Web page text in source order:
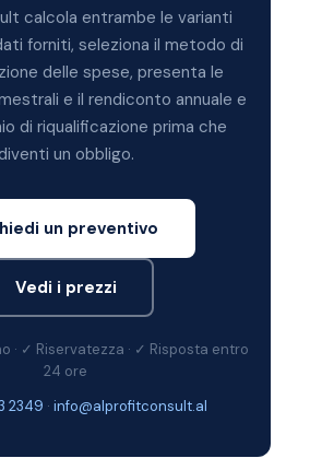
calcola entrambe le varianti
forniti, seleziona il metodo di
delle spese, presenta le
e il rendiconto annuale e
di riqualificazione prima che
un obbligo.
un preventivo
Vedi i prezzi
· ✓ Riservatezza · ✓ Risposta entro
24 ore
2349 · info@alprofitconsult.al